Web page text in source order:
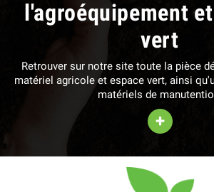
l'agroéquipement
vert
Retrouver sur notre site toute la pièce
matériel agricole et espace vert, ainsi
matériels de
+